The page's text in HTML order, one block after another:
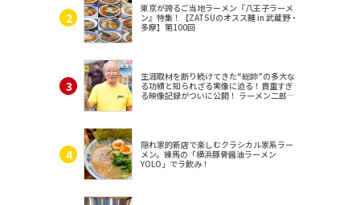
東京が誇るご当地ラーメン『八王子ラーメ
ン』特集！【ZATSUのオスス麺 in 武蔵野・
多摩】第100回
生涯取材を断り続けてきた“総帥”の多大な
る功績と知られざる実像に迫る！貴重すぎ
る映像記録がついに公開！ ラーメン二郎
隠れ家的新店で楽しむクラシカル家系ラー
メン。練馬の「横浜豚骨醤油ラーメン
YOLO」でラ飲み！